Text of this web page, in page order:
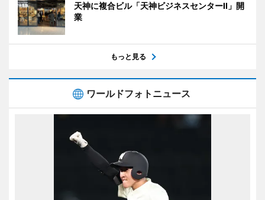
天神に複合ビル「天神ビジネスセンターII」開
業
もっと見る
ワールドフォトニュース